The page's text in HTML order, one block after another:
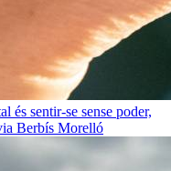
és sentir-se sense poder,
Berbís Morelló